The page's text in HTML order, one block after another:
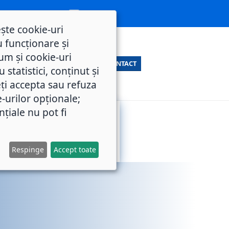
CONTACT
cookie-uri
funcționare și
și cookie-uri
statistici, conținut și
accepta sau refuza
urilor opționale;
nu pot fi
Respinge Accept toate